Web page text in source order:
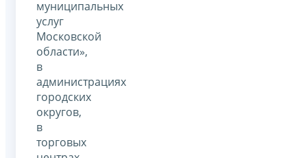
муниципальных
услуг
Московской
области»,
в
администрациях
городских
округов,
в
торговых